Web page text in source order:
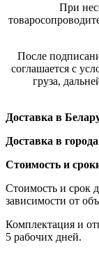
При
После
соглашается с
груза,
Доставка в
Доставка в
Стоимость и
Стоимость и срок
зависимости от
Комплектация и
5 рабочих дней.